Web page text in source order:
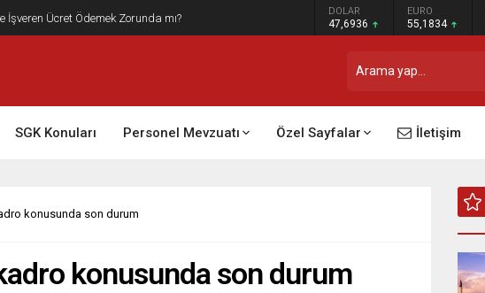
Raporu Dikkate Alınır Mı? DOLAR
47,6936
EURO
55,1834
SGK Konuları Personel Mevzuatı Özel Sayfalar İletişim
konusunda son durum
konusunda son durum